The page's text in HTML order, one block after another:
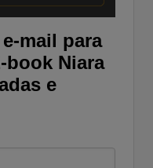
mail para
book Niara
e